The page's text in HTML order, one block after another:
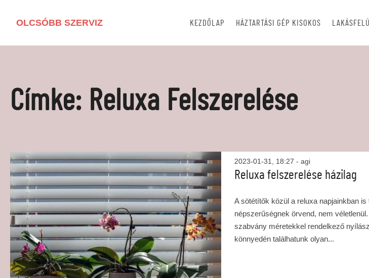
OLCSÓBB SZERVIZ KEZDŐLAP HÁZTARTÁSI GÉP KISOKOS
Címke: Reluxa Felszerelése
2023-01-31, 18:27 - agi
Reluxa felszerelése házilag
A sötétítők közül a reluxa napjainkban is
népszerűségnek örvend, nem
szabvány méretekkel rendelkező
könnyedén találhatunk olyan...